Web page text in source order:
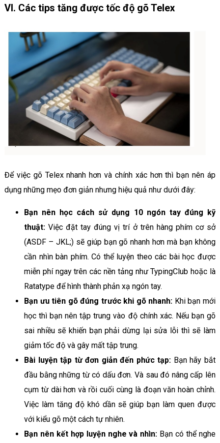
VI. Các tips tăng được tốc độ gõ Telex
Để việc gõ Telex nhanh hơn và chính xác hơn thì bạn nên áp
dụng những mẹo đơn giản nhưng hiệu quả như dưới đây:
Bạn nên học cách sử dụng 10 ngón tay đúng kỹ
thuật:Việc đặt tay đúng vị trí ở trên hàng phím cơ sở
(ASDF – JKL;) sẽ giúp bạn gõ nhanh hơn mà bạn không
cần nhìn bàn phím. Có thể luyện theo các bài học được
miễn phí ngay trên các nền tảng như TypingClub hoặc là
Ratatype để hình thành phản xạ ngón tay.
Bạn ưu tiên gõ đúng trước khi gõ nhanh: Khi bạn mới
học thì bạn nên tập trung vào độ chính xác. Nếu bạn gõ
sai nhiều sẽ khiến bạn phải dừng lại sửa lỗi thì sẽ làm
giảm tốc độ và gây mất tập trung.
Bài luyện tập từ đơn giản đến phức tạp: Bạn hãy bắt
đầu bằng những từ có dấu đơn. Và sau đó nâng cấp lên
cụm từ dài hơn và rồi cuối cùng là đoạn văn hoàn chỉnh.
Việc làm tăng độ khó dần sẽ giúp bạn làm quen được
với kiểu gõ một cách tự nhiên.
Bạn nên kết hợp luyện nghe và nhìn: Bạn có thể nghe